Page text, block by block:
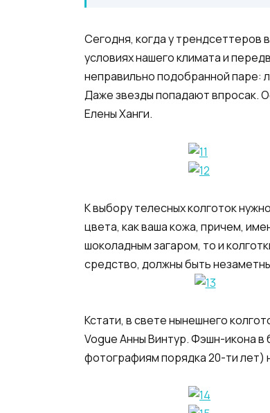
Сегодня, когда у трендсеттеров
условиях нашего климата и
неправильно подобранной паре:
Даже звезды попадают впросак.
Елены Ханги.
К выбору телесных колготок
цвета, как ваша кожа, причем,
шоколадным загаром, то и
средство, должны быть
Кстати, в свете нынешнего
Vogue Анны Винтур. Фэшн-икона в
фотографиям порядка 20-ти лет)